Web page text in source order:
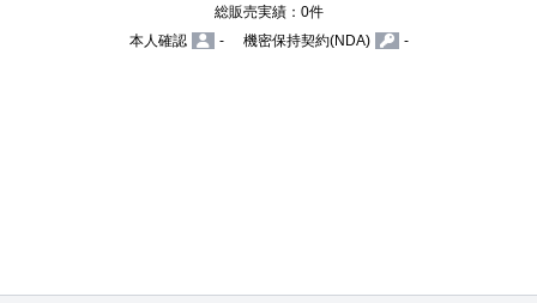
総販売実績：0件
本人確認
- 機密保持契約(NDA) -